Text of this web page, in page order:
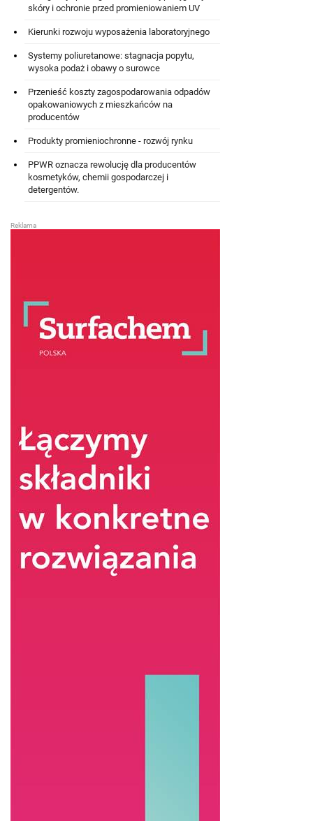
skóry i ochronie przed promieniowaniem UV
Kierunki rozwoju wyposażenia laboratoryjnego
Systemy poliuretanowe: stagnacja popytu,
wysoka podaż i obawy o surowce
Przenieść koszty zagospodarowania odpadów
opakowaniowych z mieszkańców na
producentów
Produkty promieniochronne - rozwój rynku
PPWR oznacza rewolucję dla producentów
kosmetyków, chemii gospodarczej i
detergentów.